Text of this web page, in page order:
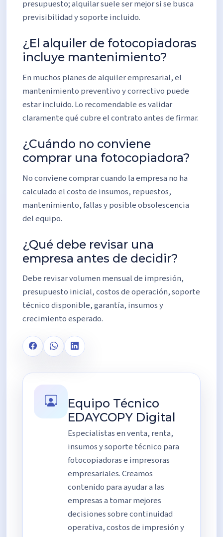
presupuesto; alquilar suele ser mejor si se busca
previsibilidad y soporte incluido.
¿El alquiler de fotocopiadoras
incluye mantenimiento?
En muchos planes de alquiler empresarial, el
mantenimiento preventivo y correctivo puede
estar incluido. Lo recomendable es validar
claramente qué cubre el contrato antes de firmar.
¿Cuándo no conviene
comprar una fotocopiadora?
No conviene comprar cuando la empresa no ha
calculado el costo de insumos, repuestos,
mantenimiento, fallas y posible obsolescencia
del equipo.
¿Qué debe revisar una
empresa antes de decidir?
Debe revisar volumen mensual de impresión,
presupuesto inicial, costos de operación, soporte
técnico disponible, garantía, insumos y
crecimiento esperado.
Equipo Técnico
EDAYCOPY Digital
Especialistas en venta, renta,
insumos y soporte técnico para
fotocopiadoras e impresoras
empresariales. Creamos
contenido para ayudar a las
empresas a tomar mejores
decisiones sobre continuidad
operativa, costos de impresión y